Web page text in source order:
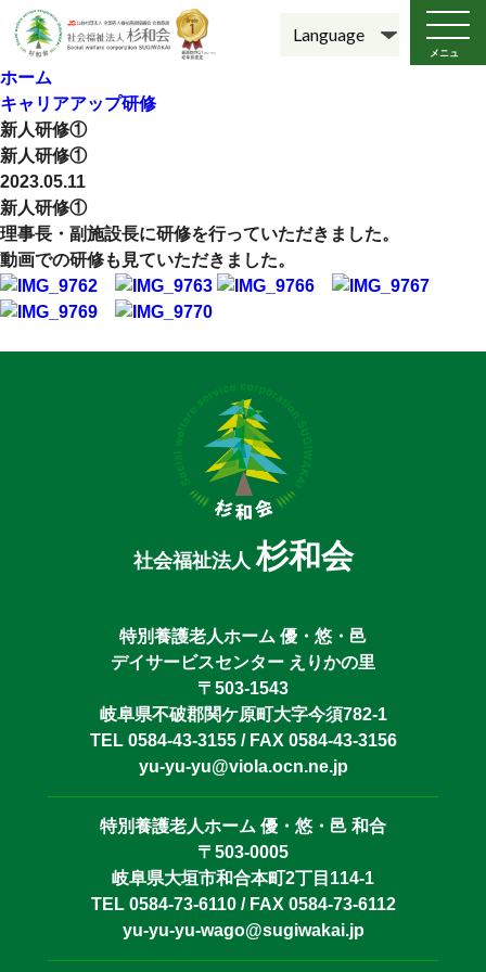
メニュ
ー
ホーム
キャリアアップ研修
新人研修①
新人研修①
2023.05.11
新人研修①
理事長・副施設長に研修を行っていただきました。
動画での研修も見ていただきました。
社会福祉法人杉和会
特別養護老人ホーム 優・悠・邑
デイサービスセンター えりかの里
〒503-1543
岐阜県不破郡関ケ原町大字今須782-1
TEL 0584-43-3155 / FAX 0584-43-3156
yu-yu-yu@viola.ocn.ne.jp
特別養護老人ホーム 優・悠・邑 和合
〒503-0005
岐阜県大垣市和合本町2丁目114-1
TEL 0584-73-6110 / FAX 0584-73-6112
yu-yu-yu-wago@sugiwakai.jp